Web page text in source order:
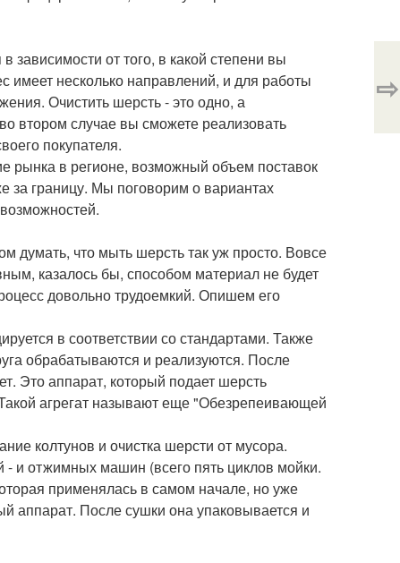
от того, в какой степени вы
имеет несколько направлений, и для работы
Очистить шерсть - это одно, а
втором случае вы сможете реализовать
покупателя.
рынка в регионе, возможный объем поставок
за границу. Мы поговорим о вариантах
думать, что мыть шерсть так уж просто. Вовсе
казалось бы, способом материал не будет
довольно трудоемкий. Опишем его
в соответствии со стандартами. Также
обрабатываются и реализуются. После
Это аппарат, который подает шерсть
агрегат называют еще "Обезрепеивающей
колтунов и очистка шерсти от мусора.
и отжимных машин (всего пять циклов мойки.
применялась в самом начале, но уже
аппарат. После сушки она упаковывается и
⇨